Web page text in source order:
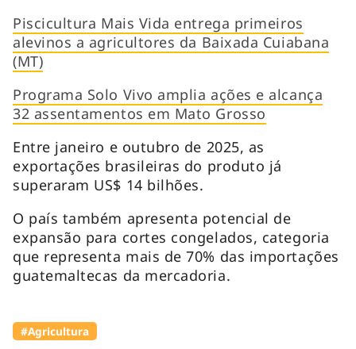
Piscicultura Mais Vida entrega primeiros
alevinos a agricultores da Baixada Cuiabana
(MT)
Programa Solo Vivo amplia ações e alcança
32 assentamentos em Mato Grosso
Entre janeiro e outubro de 2025, as
exportações brasileiras do produto já
superaram US$ 14 bilhões.
O país também apresenta potencial de
expansão para cortes congelados, categoria
que representa mais de 70% das importações
guatemaltecas da mercadoria.
#Agricultura